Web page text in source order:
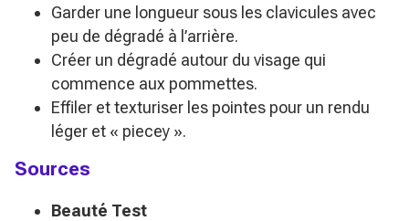
Garder une longueur sous les clavicules avec
peu de dégradé à l’arrière.
Créer un dégradé autour du visage qui
commence aux pommettes.
Effiler et texturiser les pointes pour un rendu
léger et « piecey ».
Sources
Beauté Test